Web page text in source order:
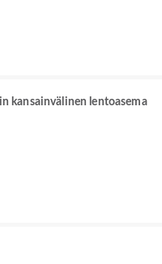
kansainvälinen lentoasema